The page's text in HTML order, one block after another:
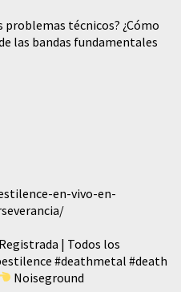
técnicos? ¿Cómo
las bandas fundamentales
en-vivo-en-
| Todos los
#deathmetal #death
Noiseground